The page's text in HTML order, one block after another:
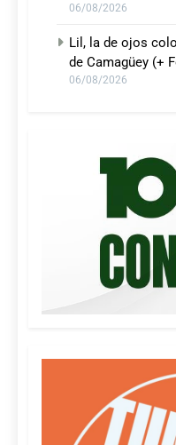
06/08/2026
Lil, la de ojos
de Camagüey (+
06/08/2026